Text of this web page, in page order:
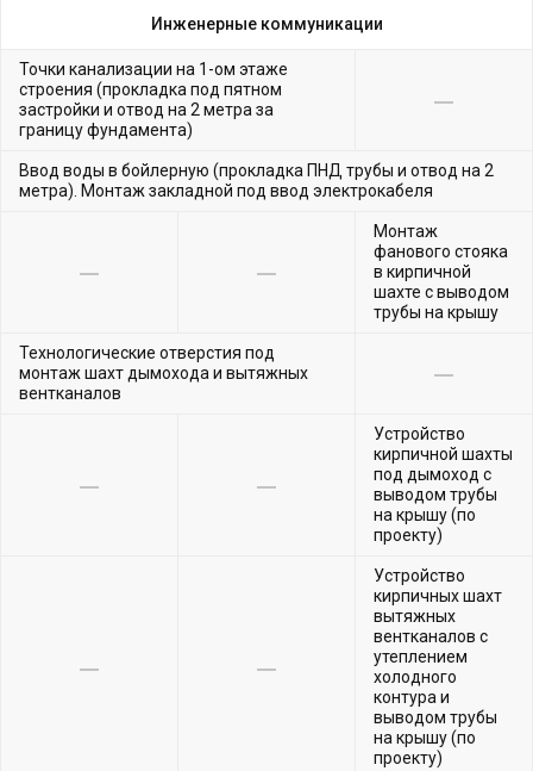
Инженерные коммуникации
Точки канализации на 1-ом этаже
строения (прокладка под пятном
застройки и отвод на 2 метра за
границу фундамента)
Ввод воды в бойлерную (прокладка ПНД трубы и отвод на 2
метра). Монтаж закладной под ввод электрокабеля
Монтаж
фанового стояка
в кирпичной
шахте с выводом
трубы на крышу
Технологические отверстия под
монтаж шахт дымохода и вытяжных
вентканалов
Устройство
кирпичной шахты
под дымоход с
выводом трубы
на крышу (по
проекту)
Устройство
кирпичных шахт
вытяжных
вентканалов с
утеплением
холодного
контура и
выводом трубы
на крышу (по
проекту)